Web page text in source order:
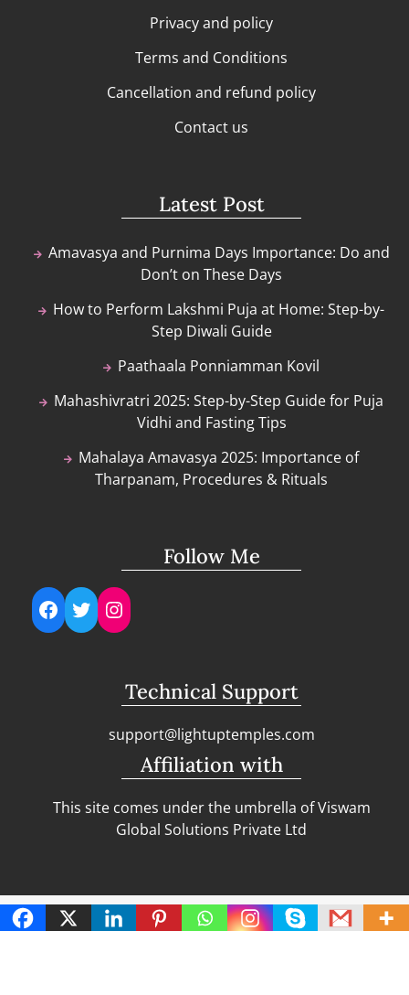
Privacy and policy
Terms and Conditions
Cancellation and refund policy
Contact us
Latest Post
Amavasya and Purnima Days Importance: Do and
Don’t on These Days
How to Perform Lakshmi Puja at Home: Step-by-
Step Diwali Guide
Paathaala Ponniamman Kovil
Mahashivratri 2025: Step-by-Step Guide for Puja
Vidhi and Fasting Tips
Mahalaya Amavasya 2025: Importance of
Tharpanam, Procedures & Rituals
Follow Me
Facebook
TwitterInstagram
Technical Support
support@lightuptemples.com
Affiliation with
This site comes under the umbrella of Viswam
Global Solutions Private Ltd